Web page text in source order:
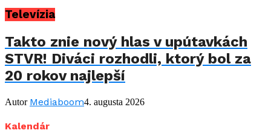
Televízia
Takto znie nový hlas v upútavkách
STVR! Diváci rozhodli, ktorý bol za
20 rokov najlepší
Autor Mediaboom4. augusta 2026
Kalendár